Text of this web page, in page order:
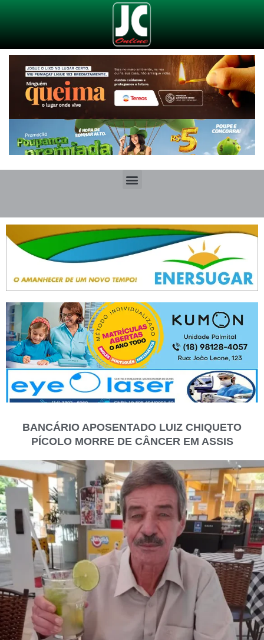
BANCÁRIO APOSENTADO LUIZ CHIQUETO
PÍCOLO MORRE DE CÂNCER EM ASSIS